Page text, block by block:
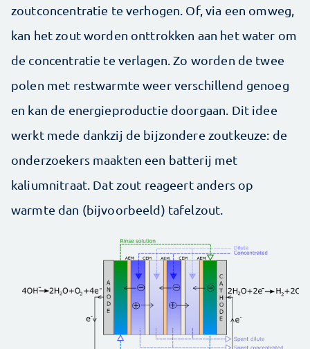
zoutconcentratie te verhogen. Of, via een omweg,
kan het zout worden onttrokken aan het water om
de concentratie te verlagen. Zo worden de twee
polen met restwarmte weer verschillend genoeg
en kan de energieproductie doorgaan. Dit idee
werkt mede dankzij de bijzondere zoutkeuze: de
onderzoekers maakten een batterij met
kaliumnitraat. Dat zout reageert anders op
warmte dan (bijvoorbeeld) tafelzout.